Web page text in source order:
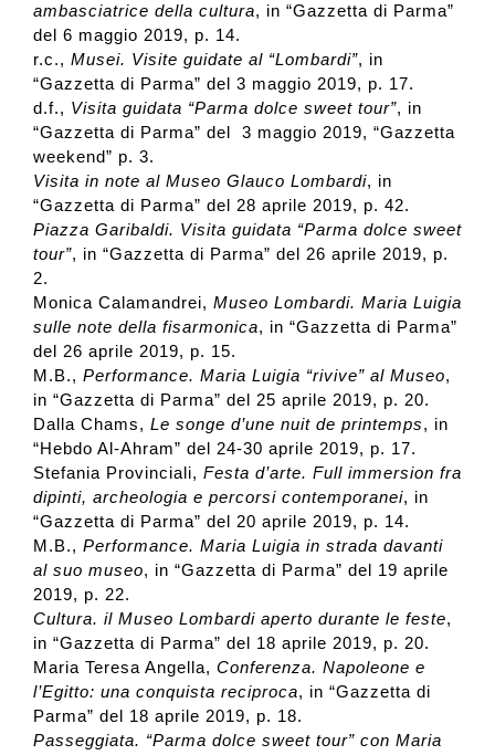
ambasciatrice della cultura, in “Gazzetta di Parma”
del 6 maggio 2019, p. 14.
r.c., Musei. Visite guidate al “Lombardi”, in
“Gazzetta di Parma” del 3 maggio 2019, p. 17.
d.f., Visita guidata “Parma dolce sweet tour”, in
“Gazzetta di Parma” del 3 maggio 2019, “Gazzetta
weekend” p. 3.
Visita in note al Museo Glauco Lombardi, in
“Gazzetta di Parma” del 28 aprile 2019, p. 42.
Piazza Garibaldi. Visita guidata “Parma dolce sweet
tour”, in “Gazzetta di Parma” del 26 aprile 2019, p.
2.
Monica Calamandrei, Museo Lombardi. Maria Luigia
sulle note della fisarmonica, in “Gazzetta di Parma”
del 26 aprile 2019, p. 15.
M.B., Performance. Maria Luigia “rivive” al Museo,
in “Gazzetta di Parma” del 25 aprile 2019, p. 20.
Dalla Chams, Le songe d’une nuit de printemps, in
“Hebdo Al-Ahram” del 24-30 aprile 2019, p. 17.
Stefania Provinciali, Festa d’arte. Full immersion fra
dipinti, archeologia e percorsi contemporanei, in
“Gazzetta di Parma” del 20 aprile 2019, p. 14.
M.B., Performance. Maria Luigia in strada davanti
al suo museo, in “Gazzetta di Parma” del 19 aprile
2019, p. 22.
Cultura. il Museo Lombardi aperto durante le feste,
in “Gazzetta di Parma” del 18 aprile 2019, p. 20.
Maria Teresa Angella, Conferenza. Napoleone e
l’Egitto: una conquista reciproca, in “Gazzetta di
Parma” del 18 aprile 2019, p. 18.
Passeggiata. “Parma dolce sweet tour” con Maria